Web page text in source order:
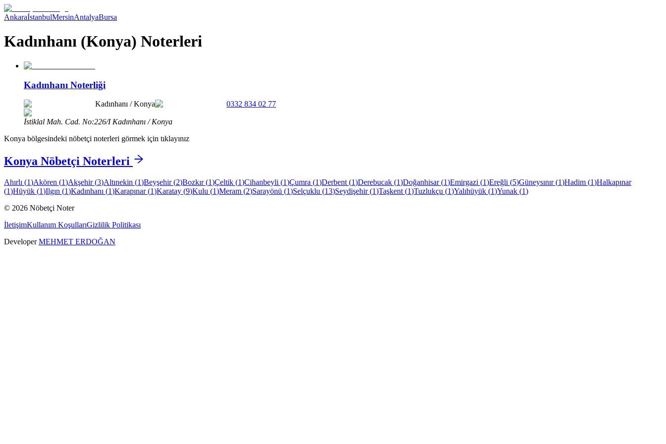
AnkaraİstanbulMersinAntalyaBursa
Kadınhanı (Konya) Noterleri
Kadınhanı Noterliği
Kadınhanı /Konya 0332 834 02 77
İstiklal Mah. Cad. No:226/I Kadınhanı / Konya
Konya bölgesindeki nöbetçi noterleri görmek için tıklayınız
Konya Nöbetçi Noterleri
Ahırlı (1)Akören (1)Akşehir(3)Altınekin (1)Beyşehir(2)Bozkır(1)Çeltik (1)Cihanbeyli (1)Çumra (1)Derbent (1)Derebucak (1)Doğanhisar(1)Emirgazi (1)Ereğli (5)Güneysınır(1)Hadim (1)Halkapınar
(1)Hüyük (1)Ilgın (1)Kadınhanı (1)Karapınar(1)Karatay (9)Kulu (1)Meram (2)Sarayönü (1)Selçuklu (13)Seydişehir(1)Taşkent (1)Tuzlukçu (1)Yalıhüyük (1)Yunak (1)
© 2026 Nöbetçi Noter
İletişimKullanım KoşullarıGizlilik Politikası
DeveloperMEHMET ERDOĞAN